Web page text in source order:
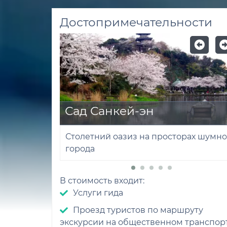
Достопримечательности
Сад Санкей-эн
Столетний оазиз на просторах
города
В стоимость входит:
Услуги гида
Проезд туристов по маршруту
экскурсии на общественном